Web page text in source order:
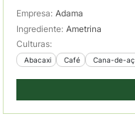
Empresa: Adama
Ingrediente: Ametrina
Culturas:
Abacaxi Café Cana-de-